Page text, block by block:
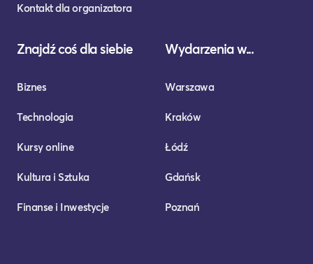
Kontakt dla organizatora
Znajdź coś dla siebie
Biznes
Technologia
Kursy online
Kultura i Sztuka
Finanse i Inwestycje
Wydarzenia w...
Warszawa
Kraków
Łódź
Gdańsk
Poznań